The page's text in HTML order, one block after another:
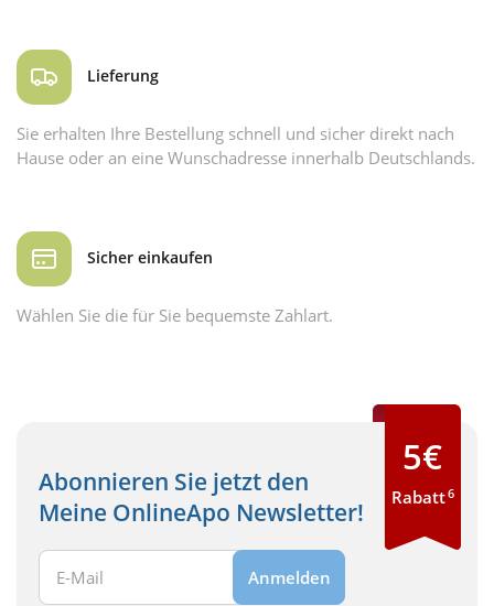
Lieferung
Sie erhalten Ihre Bestellung schnell und sicher direkt nach
Hause oder an eine Wunschadresse innerhalb Deutschlands.
Sicher einkaufen
Wählen Sie die für Sie bequemste Zahlart.
Abonnieren Sie jetzt den
Meine OnlineApo Newsletter!
Ihre E-Mail Adresse:
Anmelden
5€
Rabatt6